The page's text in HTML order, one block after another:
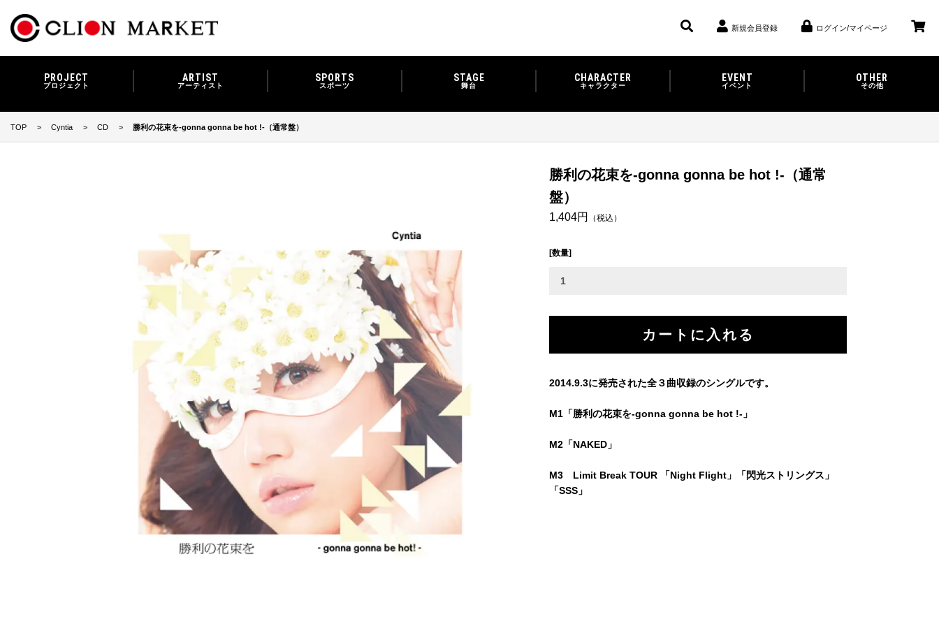
新規会員登録 ログイン/マイページ
PROJECT
プロジェクト
ARTIST
アーティスト
SPORTS
スポーツ
STAGE
舞台
CHARACTER
キャラクター
EVENT
イベント
OTHER
その他
TOP Cyntia CD 勝利の花束を-gonna gonna be hot !-（通常盤）
勝利の花束を-gonna gonna be hot !-（通常
盤）
1,404円 （税込）
[数量]
2014.9.3に発売された全３曲収録のシングルです。
M1「勝利の花束を-gonna gonna be hot !-」
M2「NAKED」
M3 Limit Break TOUR 「Night Flight」「閃光ストリングス」
「SSS」